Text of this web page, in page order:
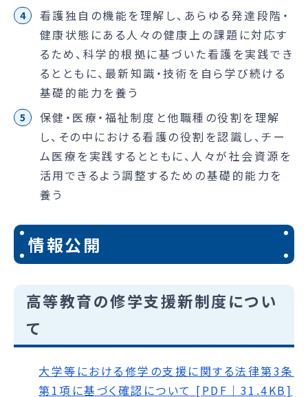
看護独自の機能を理解し、あらゆる発達段階・
健康状態にある人々の健康上の課題に対応す
るため、科学的根拠に基づいた看護を実践でき
るとともに、最新知識・技術を自ら学び続ける
基礎的能力を養う
保健・医療・福祉制度と他職種の役割を理解
し、その中における看護の役割を認識し、チー
ム医療を実践するとともに、人々が社会資源を
活用できるよう調整するための基礎的能力を
養う
情報公開
高等教育の修学支援新制度につい
て
大学等における修学の支援に関する法律第3条
第1項に基づく確認について [PDF｜31.4KB]